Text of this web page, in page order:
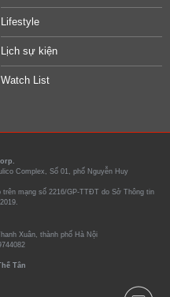
Lifestyle
Lịch sự kiện
Watch List
Complex, Số 01, phố Nguyễn Huy
mạng số 2216/GP-TTĐT do Sở Thông tin
Xuân, thành phố Hà Nội
Tân